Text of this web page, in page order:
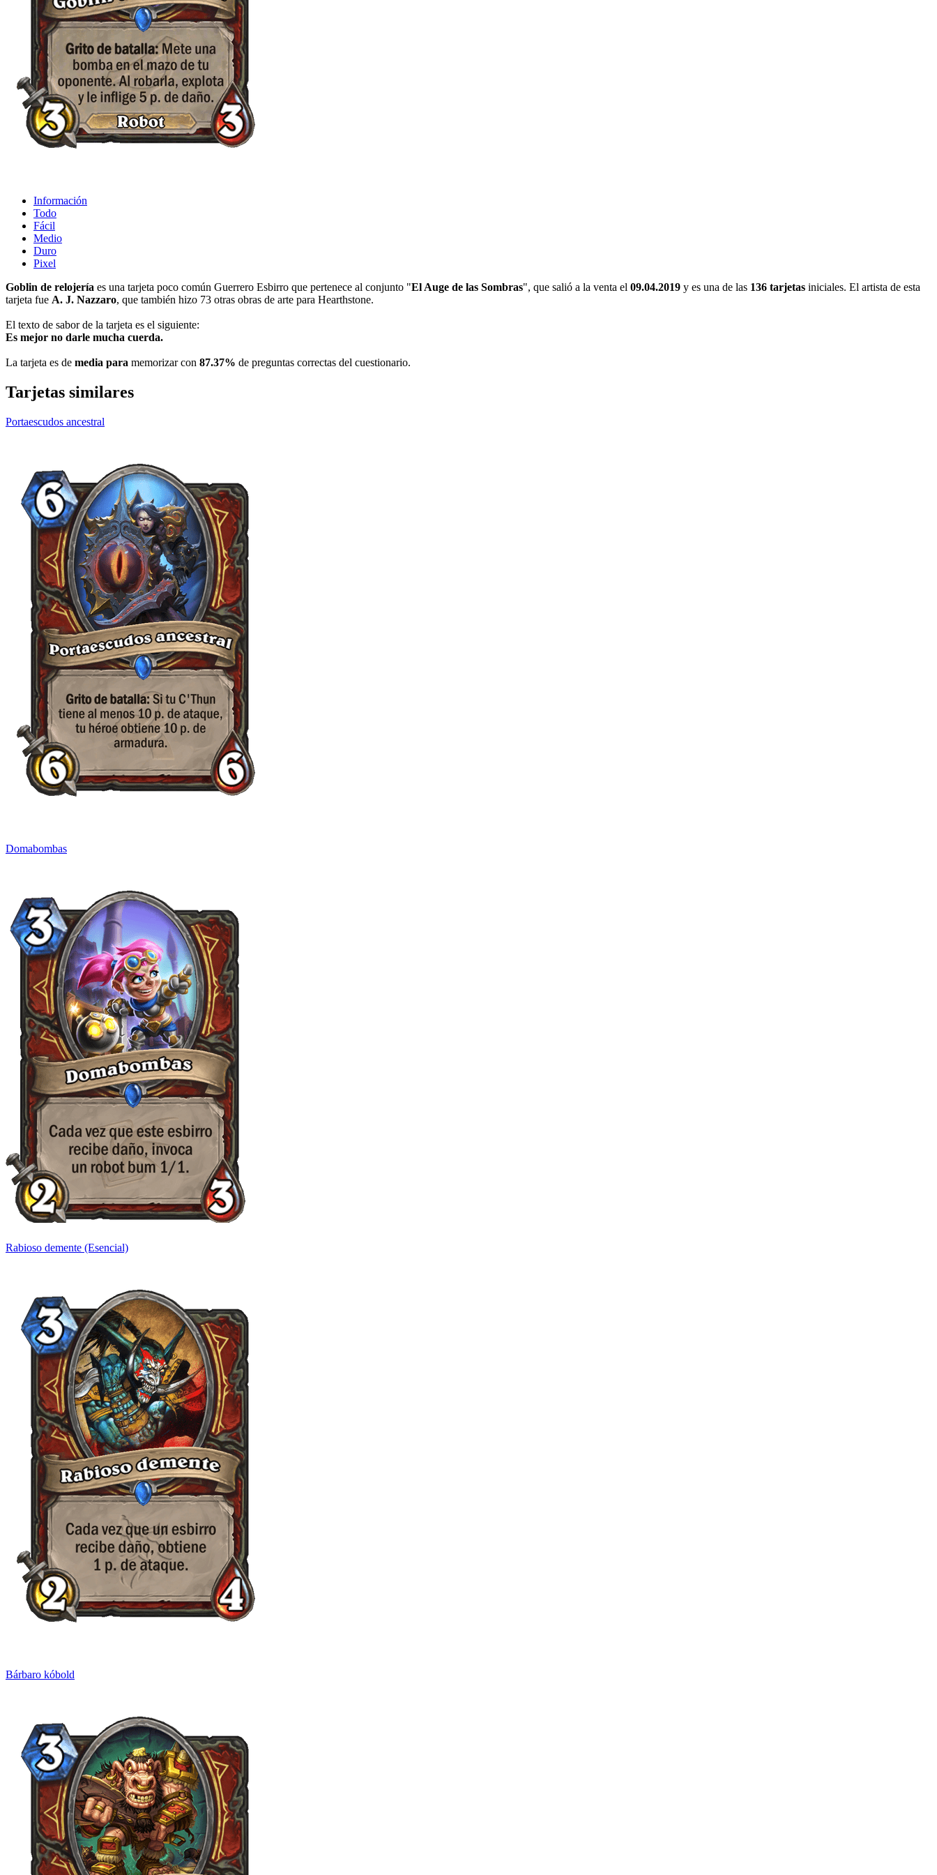
Información
Todo
Fácil
Medio
Duro
Pixel
Goblin de relojería es una tarjeta poco común Guerrero Esbirro que pertenece al conjunto "El Auge de las Sombras", que salió a la venta el 09.04.2019 y es una de las 136 tarjetas iniciales. El artista de esta
tarjeta fue A. J. Nazzaro, que también hizo 73 otras obras de arte para Hearthstone.
El texto de sabor de la tarjeta es el siguiente:
Es mejor no darle mucha cuerda.
La tarjeta es de media para memorizar con 87.37% de preguntas correctas del cuestionario.
Tarjetas similares
Portaescudos ancestral
Domabombas
Rabioso demente (Esencial)
Bárbaro kóbold